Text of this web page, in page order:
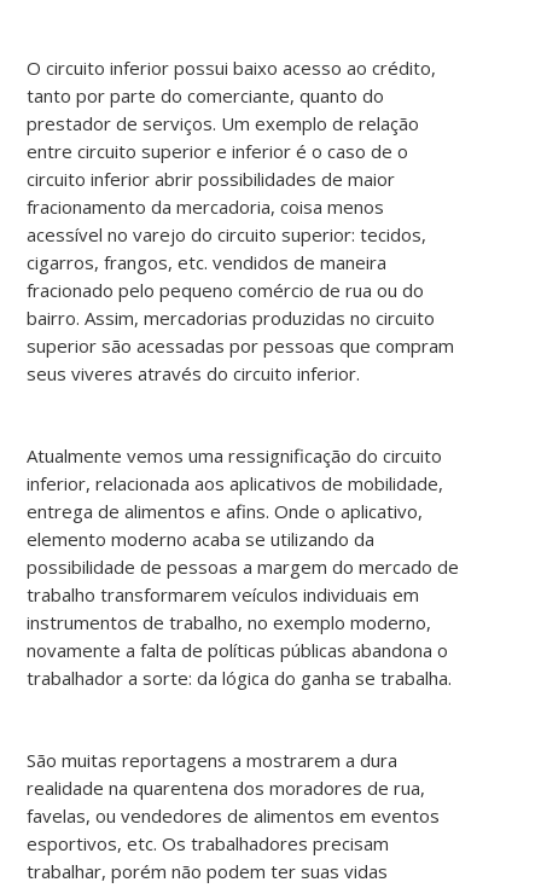
O circuito inferior possui baixo acesso ao crédito,
tanto por parte do comerciante, quanto do
prestador de serviços. Um exemplo de relação
entre circuito superior e inferior é o caso de o
circuito inferior abrir possibilidades de maior
fracionamento da mercadoria, coisa menos
acessível no varejo do circuito superior: tecidos,
cigarros, frangos, etc. vendidos de maneira
fracionado pelo pequeno comércio de rua ou do
bairro. Assim, mercadorias produzidas no circuito
superior são acessadas por pessoas que compram
seus viveres através do circuito inferior.
Atualmente vemos uma ressignificação do circuito
inferior, relacionada aos aplicativos de mobilidade,
entrega de alimentos e afins. Onde o aplicativo,
elemento moderno acaba se utilizando da
possibilidade de pessoas a margem do mercado de
trabalho transformarem veículos individuais em
instrumentos de trabalho, no exemplo moderno,
novamente a falta de políticas públicas abandona o
trabalhador a sorte: da lógica do ganha se trabalha.
São muitas reportagens a mostrarem a dura
realidade na quarentena dos moradores de rua,
favelas, ou vendedores de alimentos em eventos
esportivos, etc. Os trabalhadores precisam
trabalhar, porém não podem ter suas vidas